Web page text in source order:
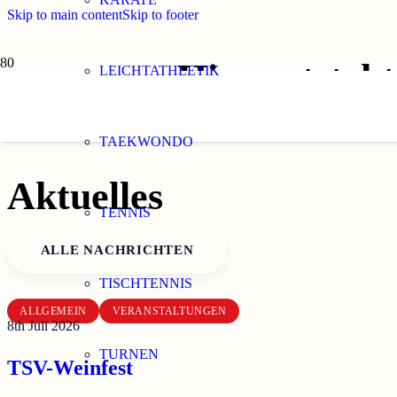
Skip to main contentSkip to footer
LEICHTATHLETIK
TAEKWONDO
TENNIS
TISCHTENNIS
TURNEN
Hier
Aktuelles
ALLE NACHRICHTEN
ALLGEMEIN VERANSTALTUNGEN
8th Juli 2026
TSV-Weinfest